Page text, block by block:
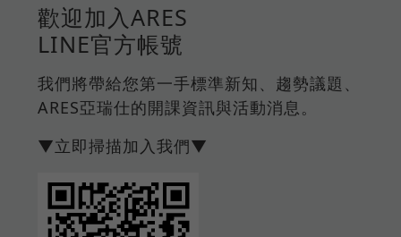
歡迎加入ARES
LINE官方帳號
我們將帶給您第一手標準新知、趨勢議題、
ARES亞瑞仕的開課資訊與活動消息。
▼立即掃描加入我們▼